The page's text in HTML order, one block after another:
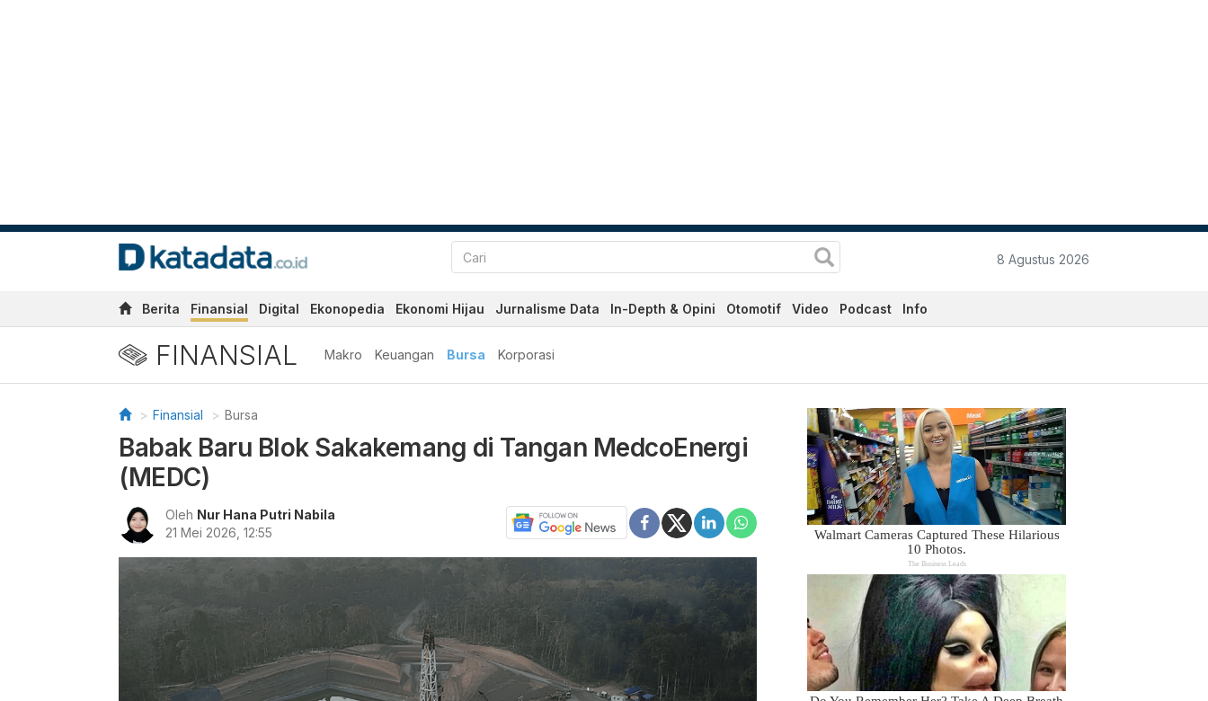
8 Agustus 2026
Berita Finansial Digital Ekonopedia Ekonomi Hijau Jurnalisme Data In-Depth & Opini Otomotif Video Podcast Info
FINANSIAL Makro Keuangan Bursa Korporasi
Finansial Bursa
Babak Baru Blok Sakakemang di Tangan MedcoEnergi
(MEDC)
Oleh Nur Hana Putri Nabila
21 Mei 2026, 12:55